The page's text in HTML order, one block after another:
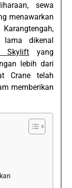
sewa
menawarkan
lama dikenal
Skylift yang
lebih dari
Crane telah
memberikan